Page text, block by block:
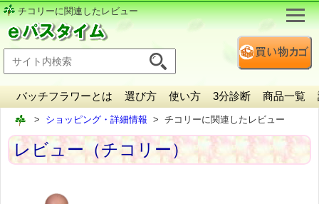
チコリーに関連したレビュー
バッチフラワーとは 選び方 使い方 3分診断 商品一覧
ショッピング・詳細情報 チコリーに関連したレビュー
レビュー（チコリー）